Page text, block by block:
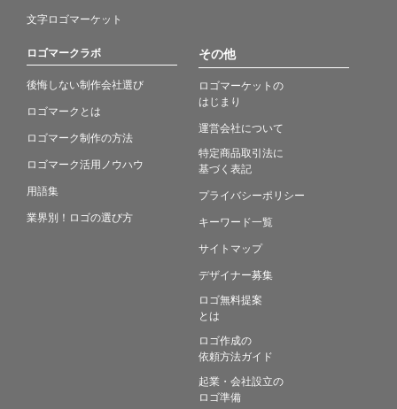
文字ロゴマーケット
ロゴマークラボ
後悔しない制作会社選び
ロゴマークとは
ロゴマーク制作の方法
ロゴマーク活用ノウハウ
用語集
業界別！ロゴの選び方
その他
ロゴマーケットの
はじまり
運営会社について
特定商品取引法に
基づく表記
プライバシーポリシー
キーワード一覧
サイトマップ
デザイナー募集
ロゴ無料提案
とは
ロゴ作成の
依頼方法ガイド
起業・会社設立の
ロゴ準備